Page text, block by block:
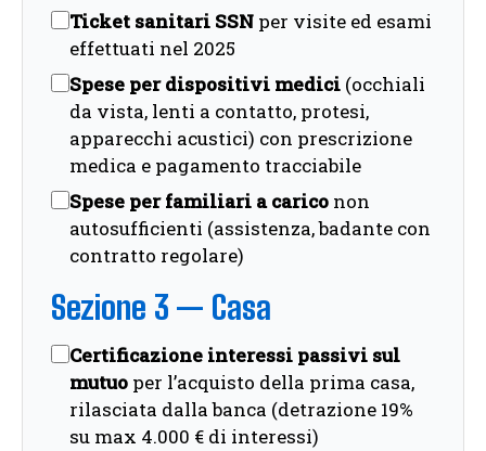
Ticket sanitari SSN per visite ed esami
effettuati nel 2025
Spese per dispositivi medici (occhiali
da vista, lenti a contatto, protesi,
apparecchi acustici) con prescrizione
medica e pagamento tracciabile
Spese per familiari a carico non
autosufficienti (assistenza, badante con
contratto regolare)
Sezione 3 — Casa
Certificazione interessi passivi sul
mutuo per l’acquisto della prima casa,
rilasciata dalla banca (detrazione 19%
su max 4.000 € di interessi)